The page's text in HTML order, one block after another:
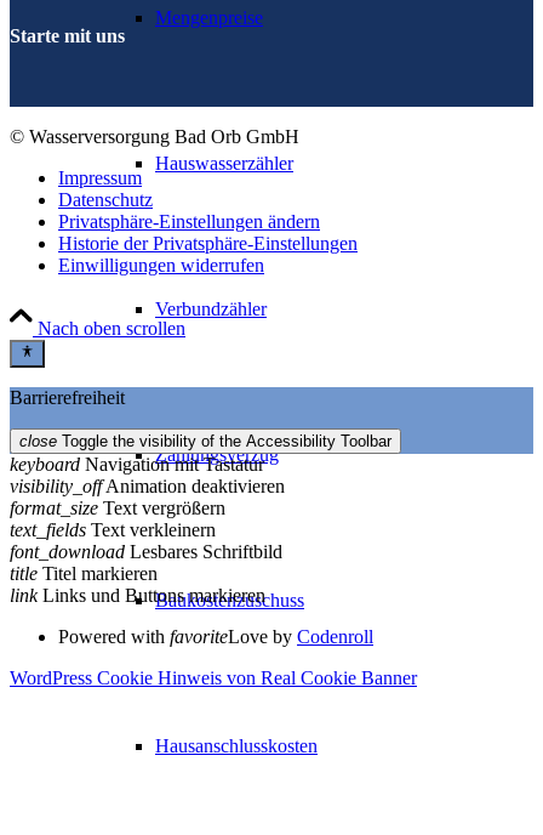
Mengenpreise
Hauswasserzähler
Verbundzähler
Zahlungsverzug
Baukostenzuschuss
Hausanschlusskosten
Starte mit uns
© Wasserversorgung Bad Orb GmbH
Impressum
Datenschutz
Privatsphäre-Einstellungen ändern
Historie der Privatsphäre-Einstellungen
Einwilligungen widerrufen
Nach oben scrollen
Barrierefreiheit
close Toggle the visibility of the Accessibility Toolbar
keyboard Navigation mit Tastatur
visibility_off Animation deaktivieren
format_size Text vergrößern
text_fields Text verkleinern
font_download Lesbares Schriftbild
title Titel markieren
link Links und Buttons markieren
Powered with favoriteLove by Codenroll
WordPress Cookie Hinweis von Real Cookie Banner